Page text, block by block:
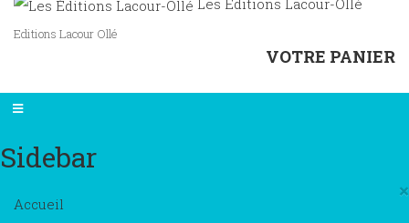
Les Éditions Lacour-Ollé
Editions Lacour Ollé
VOTRE PANIER
Sidebar
×
Accueil